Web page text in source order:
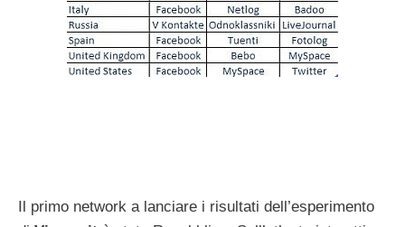
Il primo network a lanciare i risultati dell’esperimento